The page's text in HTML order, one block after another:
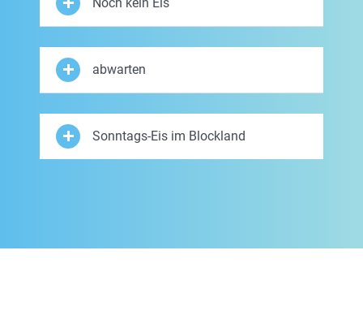
abwarten
Sonntags-Eis im Blockland